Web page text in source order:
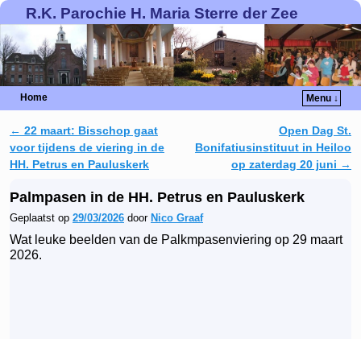
R.K. Parochie H. Maria Sterre der Zee
Home Menu ↓
Berichtnavigatie
← 22 maart: Bisschop gaat
voor tijdens de viering in de
HH. Petrus en Pauluskerk
Open Dag St.
Bonifatiusinstituut in Heiloo
op zaterdag 20 juni →
Palmpasen in de HH. Petrus en Pauluskerk
Geplaatst op 29/03/2026 door Nico Graaf
Wat leuke beelden van de Palkmpasenviering op 29 maart
2026.